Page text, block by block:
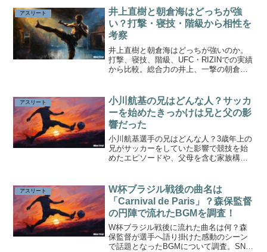
アスリート
井上直樹と朝倉海はどっちが強
い？打撃・寝技・階級から相性を
考察
井上直樹と朝倉海はどっちが強いのか。
打撃、寝技、階級、UFC・RIZINでの実績
から比較。総合力の井上、一撃の朝倉と
アスリート
小川航基の兄はどんな人？サッカ
ーを始めたきっかけは兄と父の影
響だった
小川航基選手の兄はどんな人？3歳年上の
兄がサッカーをしていた影響で競技を始
めたエピソードや、父母を含む家族構
した。
アスリート
W杯ブラジル戦後の曲名は
「Carnival de Paris」？森保監督
の円陣で流れたBGMを調査！
W杯ブラジル戦後に流れた曲名は何？森
保監督が選手へ語り掛けた感動のシーン
で話題となったBGMについて調査。SNS